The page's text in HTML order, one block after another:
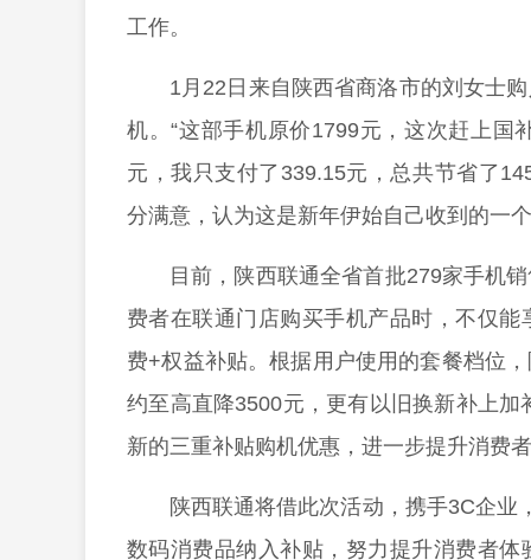
工作。
1月22日来自陕西省商洛市的刘女士
机。“这部手机原价1799元，这次赶上国
元，我只支付了339.15元，总共节省了
分满意，认为这是新年伊始自己收到的一个
目前，陕西联通全省首批279家手机
费者在联通门店购买手机产品时，不仅
费+权益补贴。根据用户使用的套餐档位
约至高直降3500元，更有以旧换新补上
新的三重补贴购机优惠，进一步提升消费
陕西联通将借此次活动，携手3C企
数码消费品纳入补贴，努力提升消费者